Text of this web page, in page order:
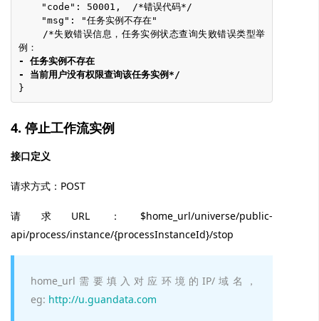
"code": 50001,  /*错误代码*/
"msg": "任务实例不存在"
例：
- 任务实例不存在
- 当前用户没有权限查询该任务实例*/
}
4. 停止工作流实例
接口定义
请求方式：POST
请求URL：$home_url/universe/public-
api/process/instance/{processInstanceId}/stop
home_url需要填入对应环境的IP/域名，
eg: http://u.guandata.com